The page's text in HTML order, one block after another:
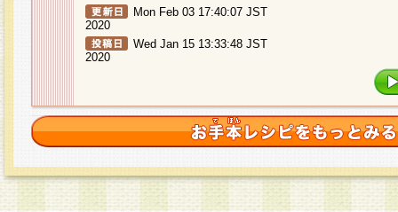
Mon Feb 03 17:40:07 JST
2020
Wed Jan 15 13:33:48 JST
2020